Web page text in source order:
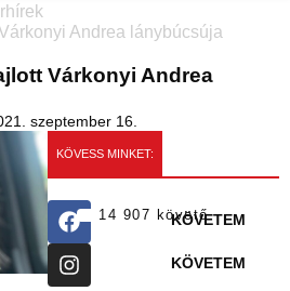
Andrea lánybúcsúja
Várkonyi Andrea
szeptember 16.
KÖVESS MINKET:
14 907 követőKÖVETEM
KÖVETEM